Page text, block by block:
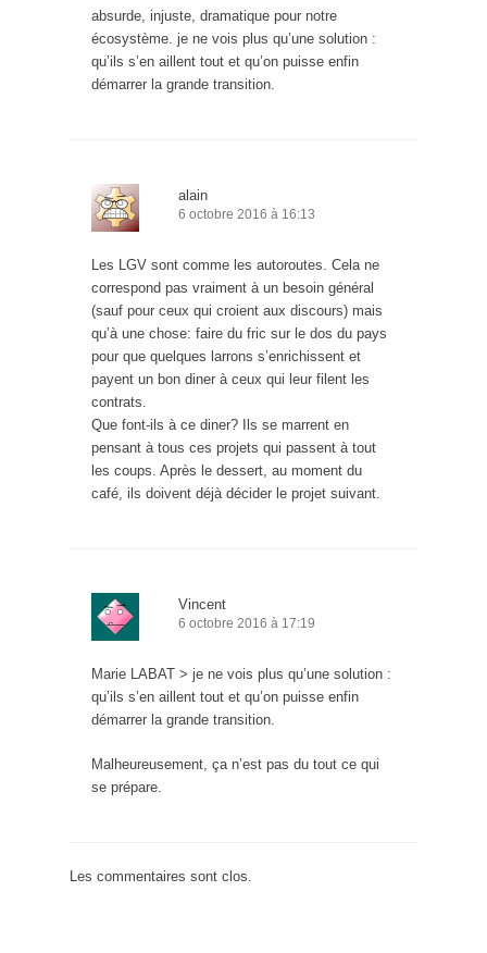
absurde, injuste, dramatique pour notre
écosystème. je ne vois plus qu’une solution :
qu’ils s’en aillent tout et qu’on puisse enfin
démarrer la grande transition.
alain
6 octobre 2016 à 16:13
Les LGV sont comme les autoroutes. Cela ne
correspond pas vraiment à un besoin général
(sauf pour ceux qui croient aux discours) mais
qu’à une chose: faire du fric sur le dos du pays
pour que quelques larrons s’enrichissent et
payent un bon diner à ceux qui leur filent les
contrats.
Que font-ils à ce diner? Ils se marrent en
pensant à tous ces projets qui passent à tout
les coups. Après le dessert, au moment du
café, ils doivent déjà décider le projet suivant.
Vincent
6 octobre 2016 à 17:19
Marie LABAT > je ne vois plus qu’une solution :
qu’ils s’en aillent tout et qu’on puisse enfin
démarrer la grande transition.
Malheureusement, ça n’est pas du tout ce qui
se prépare.
Les commentaires sont clos.